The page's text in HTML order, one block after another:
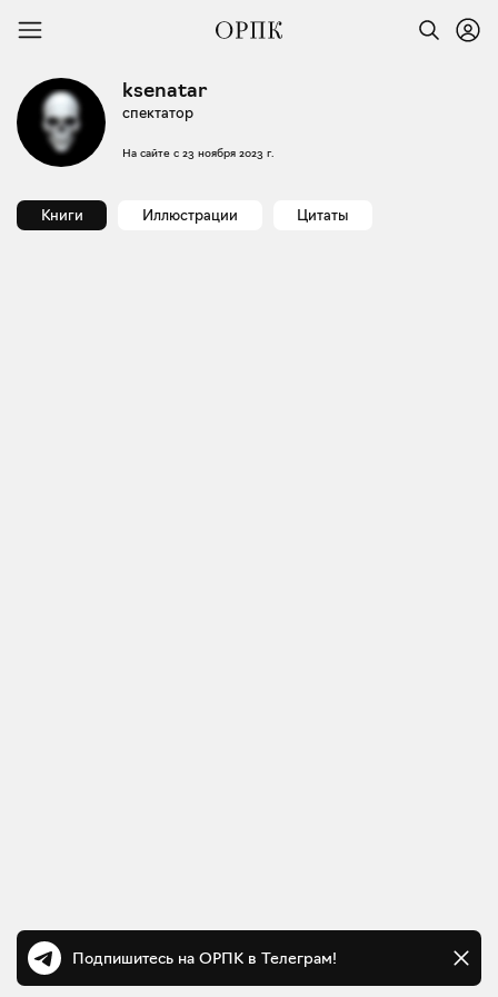
ksenatar
спектатор
На сайте с 23 ноября 2023 г.
Книги Иллюстрации Цитаты
Подпишитесь на ОРПК в Телеграм!